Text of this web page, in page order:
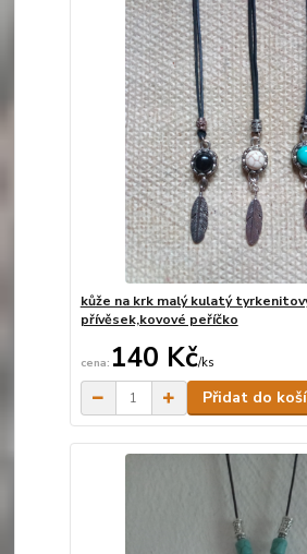
kůže na krk malý kulatý
přívěsek,kovové peříčko
140 Kč/ks
Přidat do